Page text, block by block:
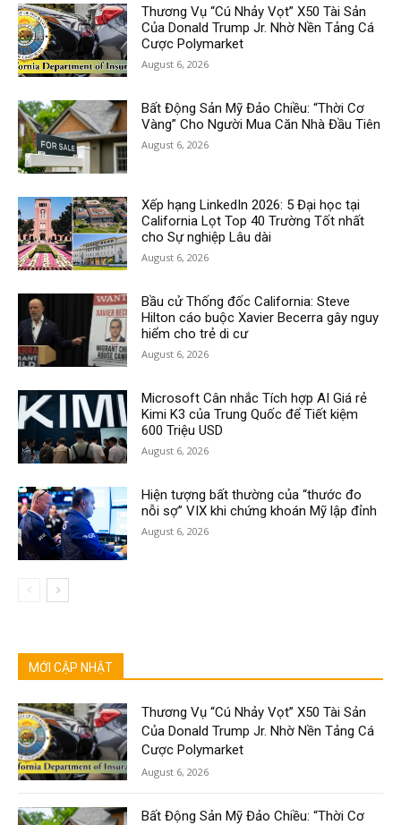
Thương Vụ “Cú Nhảy Vọt” X50 Tài Sản
Của Donald Trump Jr. Nhờ Nền Tảng Cá
Cược Polymarket
August 6, 2026
Bất Động Sản Mỹ Đảo Chiều: “Thời Cơ
Vàng” Cho Người Mua Căn Nhà Đầu Tiên
August 6, 2026
Xếp hạng LinkedIn 2026: 5 Đại học tại
California Lọt Top 40 Trường Tốt nhất
cho Sự nghiệp Lâu dài
August 6, 2026
Bầu cử Thống đốc California: Steve
Hilton cáo buộc Xavier Becerra gây nguy
hiểm cho trẻ di cư
August 6, 2026
Microsoft Cân nhắc Tích hợp AI Giá rẻ
Kimi K3 của Trung Quốc để Tiết kiệm
600 Triệu USD
August 6, 2026
Hiện tượng bất thường của “thước đo
nỗi sợ” VIX khi chứng khoán Mỹ lập đỉnh
August 6, 2026
MỚI CẬP NHẬT
Thương Vụ “Cú Nhảy Vọt” X50 Tài Sản
Của Donald Trump Jr. Nhờ Nền Tảng Cá
Cược Polymarket
August 6, 2026
Bất Động Sản Mỹ Đảo Chiều: “Thời Cơ